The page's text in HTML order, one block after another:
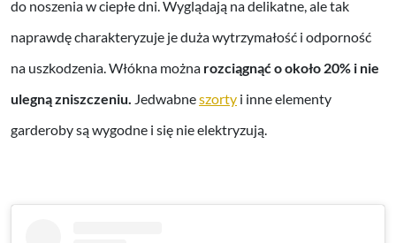
do noszenia w ciepłe dni. Wyglądają na delikatne, ale tak
naprawdę charakteryzuje je duża wytrzymałość i odporność
na uszkodzenia. Włókna można rozciągnąć o około 20% i nie
ulegną zniszczeniu. Jedwabneszorty i inne elementy
garderoby są wygodne i się nie elektryzują.